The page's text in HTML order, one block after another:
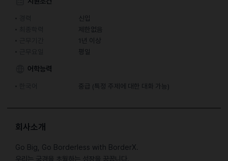
신입
제한없음
1년 이상
평일
어학능력
중급 (특정 주제에 대한 대화 가능)
회사소개
Go Big, Go Borderless with BorderX.
우리는 국경을 초월하는 성장을 꿈꿉니다.